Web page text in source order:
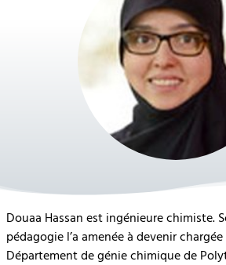
Douaa Hassan est ingénieure chimiste.
pédagogie l’a amenée à devenir
Département de génie chimique de